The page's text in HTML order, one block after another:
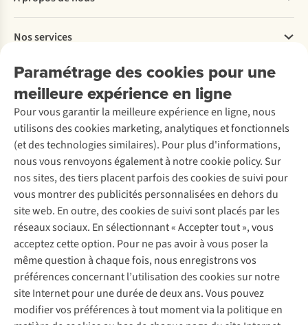
Paramétrage des cookies pour une
meilleure expérience en ligne
Pour vous garantir la meilleure expérience en ligne, nous
utilisons des cookies marketing, analytiques et fonctionnels
(et des technologies similaires). Pour plus d'informations,
nous vous renvoyons également à notre cookie policy. Sur
nos sites, des tiers placent parfois des cookies de suivi pour
vous montrer des publicités personnalisées en dehors du
site web. En outre, des cookies de suivi sont placés par les
réseaux sociaux. En sélectionnant « Accepter tout », vous
acceptez cette option. Pour ne pas avoir à vous poser la
même question à chaque fois, nous enregistrons vos
préférences concernant l’utilisation des cookies sur notre
site Internet pour une durée de deux ans. Vous pouvez
modifier vos préférences à tout moment via la politique en
Commander
Payer
Livraison
Rétractation d'une commande
Entretien & réparations
Garantie
Contactez-nous
Explore More
À propos d’Ayacucho
Nos magasins
À propos d’A.S.Adventure
Déclaration d'accessibilité
Nos services
Location / Location sports d’hiver
Entretien de ski
Service de lavage
Entretien de chaussures
Réparation de chaussures
Réparation de vêtements
Retouches
Pour les entreprises
Découvrez
A.S.Magazine
Explore Camp
Gear Check
Expertise & conseils
Abonnez-vous à la newsletter
Suivez-nous
Mentions légales
Politique de confidentialité
Conditions générales
Cookie Policy